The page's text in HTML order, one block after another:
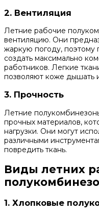
2. Вентиляция
Летние рабочие
вентиляцию. Они
жаркую погоду, поэтому
создать максимально
работников. Легкие
позволяют коже дышать
3. Прочность
Летние
прочных материалов,
нагрузки. Они могут
различными
повредить ткань.
Виды летних
1. Хлопковые